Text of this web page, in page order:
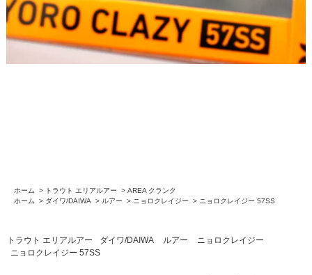
ホーム > トラウト エリアルアー > AREA クランク
ホーム
> ダイワ/DAIWA > ルアー > ニョロクレイジー > ニョロクレイジー 57SS
トラウト エリアルアー ダイワ/DAIWA ルアー
ニョロクレイジー
ニョロクレイジー 57SS